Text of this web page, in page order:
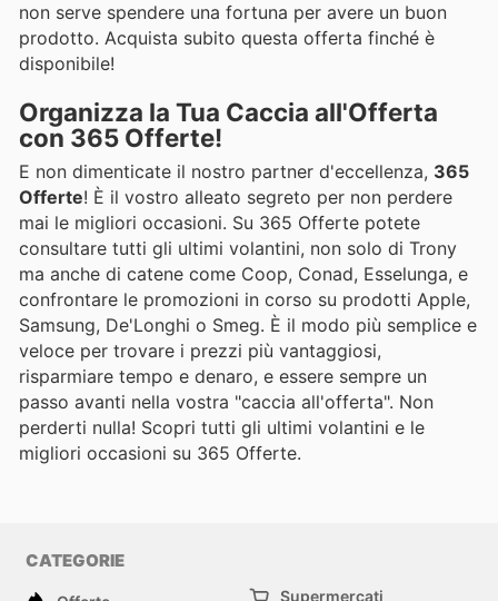
non serve spendere una fortuna per avere un buon
prodotto. Acquista subito questa offerta finché è
disponibile!
Organizza la Tua Caccia all'Offerta
con 365 Offerte!
E non dimenticate il nostro partner d'eccellenza, 365
Offerte! È il vostro alleato segreto per non perdere
mai le migliori occasioni. Su 365 Offerte potete
consultare tutti gli ultimi volantini, non solo di Trony
ma anche di catene come Coop, Conad, Esselunga, e
confrontare le promozioni in corso su prodotti Apple,
Samsung, De'Longhi o Smeg. È il modo più semplice e
veloce per trovare i prezzi più vantaggiosi,
risparmiare tempo e denaro, e essere sempre un
passo avanti nella vostra "caccia all'offerta". Non
perderti nulla! Scopri tutti gli ultimi volantini e le
migliori occasioni su 365 Offerte.
CATEGORIE
Supermercati